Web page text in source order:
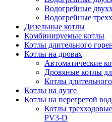
Водогрейные
Водогрейные
Дизельные котлы
Комбинируемые котлы
Котлы длительного
Котлы на дровах
Автоматические
Дровяные котлы
Котлы
Котлы на лузге
Котлы на перегретой
Котлы
PV3-D